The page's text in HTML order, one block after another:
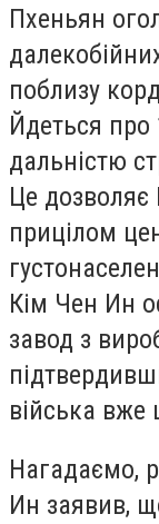
Пхеньян
поблизу
Йдеться про
дальністю
Це
прицілом
Кім Чен Ин
завод з
війська вже
Нагадаємо,
Ин заявив,